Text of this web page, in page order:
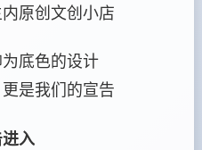
原创文创小店
底色的设计
是我们的宣告
入